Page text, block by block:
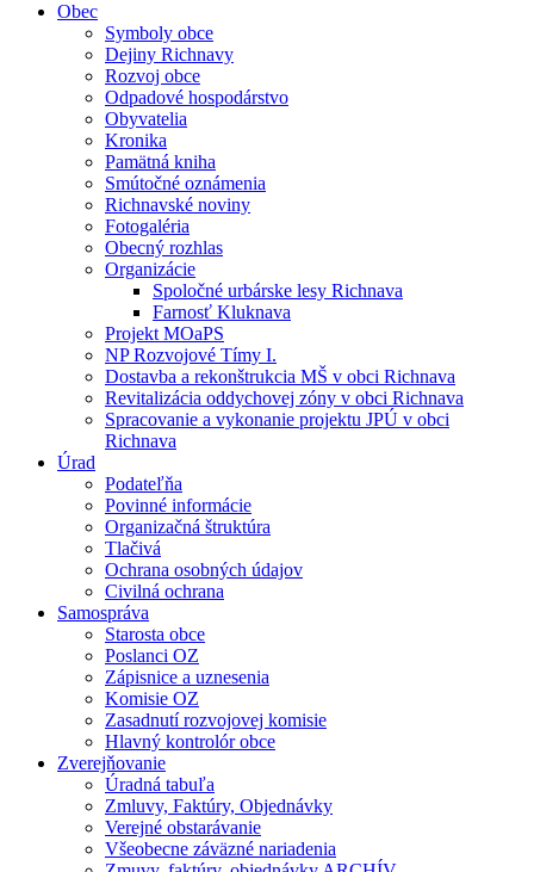
Obec
Symboly obce
Dejiny Richnavy
Rozvoj obce
Odpadové hospodárstvo
Obyvatelia
Kronika
Pamätná kniha
Smútočné oznámenia
Richnavské noviny
Fotogaléria
Obecný rozhlas
Organizácie
Spoločné urbárske lesy Richnava
Farnosť Kluknava
Projekt MOaPS
NP Rozvojové Tímy I.
Dostavba a rekonštrukcia MŠ v obci Richnava
Revitalizácia oddychovej zóny v obci Richnava
Spracovanie a vykonanie projektu JPÚ v obci
Richnava
Úrad
Podateľňa
Povinné informácie
Organizačná štruktúra
Tlačivá
Ochrana osobných údajov
Civilná ochrana
Samospráva
Starosta obce
Poslanci OZ
Zápisnice a uznesenia
Komisie OZ
Zasadnutí rozvojovej komisie
Hlavný kontrolór obce
Zverejňovanie
Úradná tabuľa
Zmluvy, Faktúry, Objednávky
Verejné obstarávanie
Všeobecne záväzné nariadenia